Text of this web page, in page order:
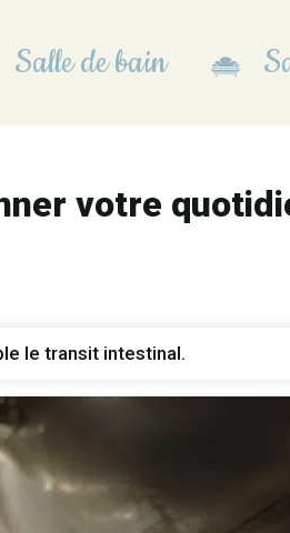
Salle de bain
votre
le transit intestinal.